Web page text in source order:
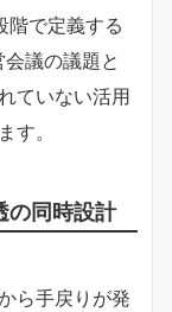
階で定義する
議の議題と
ていない活用
す。
の同時設計
ら手戻りが発